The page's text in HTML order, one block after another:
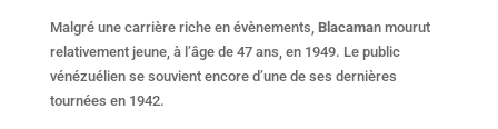
Malgré une carrière riche en évènements, Blacaman mourut
relativement jeune, à l’âge de 47 ans, en 1949. Le public
vénézuélien se souvient encore d’une de ses dernières
tournées en 1942.